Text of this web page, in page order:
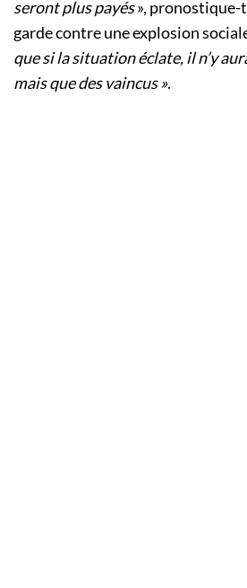
seront plus payés»,
garde contre une explosion
que si la situation éclate, il n’y
mais que des vaincus ».